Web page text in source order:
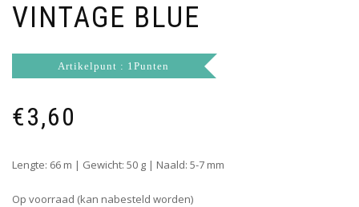
VINTAGE BLUE
Artikelpunt : 1Punten
€3,60
Lengte: 66 m | Gewicht: 50 g | Naald: 5-7 mm
Op voorraad (kan nabesteld worden)